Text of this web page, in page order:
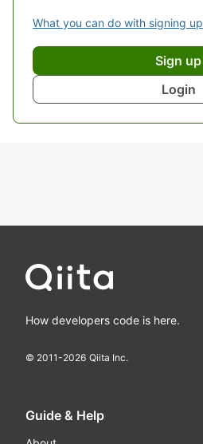
What you can do with signing up
Sign up
Login
How developers code is here.
© 2011-2026 Qiita Inc.
Guide & Help